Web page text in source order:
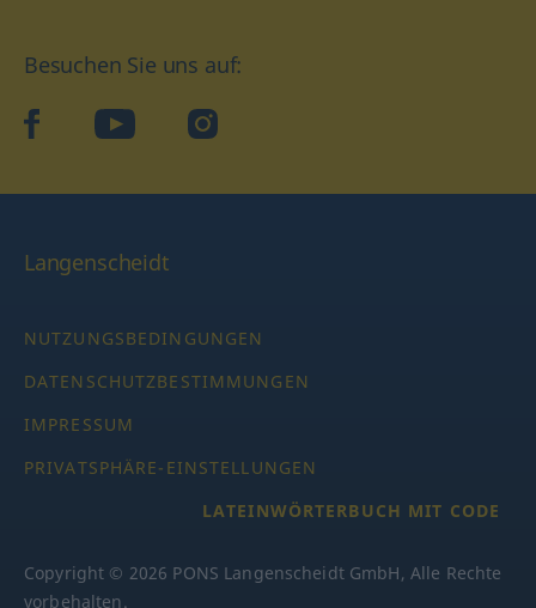
Besuchen Sie uns auf:
facebookYouTube Instagram
Langenscheidt
NUTZUNGSBEDINGUNGEN
DATENSCHUTZBESTIMMUNGEN
IMPRESSUM
PRIVATSPHÄRE-EINSTELLUNGEN
LATEINWÖRTERBUCH MIT CODE
Copyright © 2026 PONS Langenscheidt GmbH, Alle Rechte
vorbehalten.